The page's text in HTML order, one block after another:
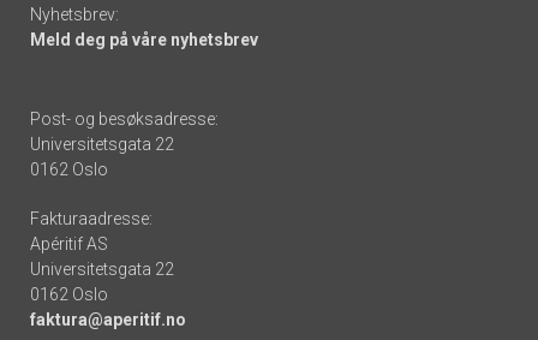
Nyhetsbrev:
Meld deg på våre nyhetsbrev
Post- og besøksadresse:
Universitetsgata 22
0162 Oslo
Fakturaadresse:
Apéritif AS
Universitetsgata 22
0162 Oslo
faktura@aperitif.no